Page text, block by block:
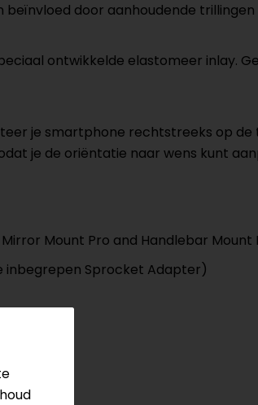
door aanhoudende
ontwikkelde elastomeer inlay.
je smartphone rechtstreeks op de
je de oriëntatie naar wens kunt
Mount Pro and Handlebar Mount
inbegrepen Sprocket Adapter)